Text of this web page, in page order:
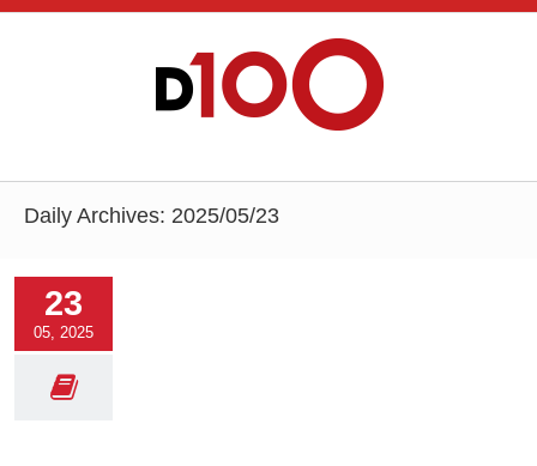
Daily Archives: 2025/05/23
23
05, 2025